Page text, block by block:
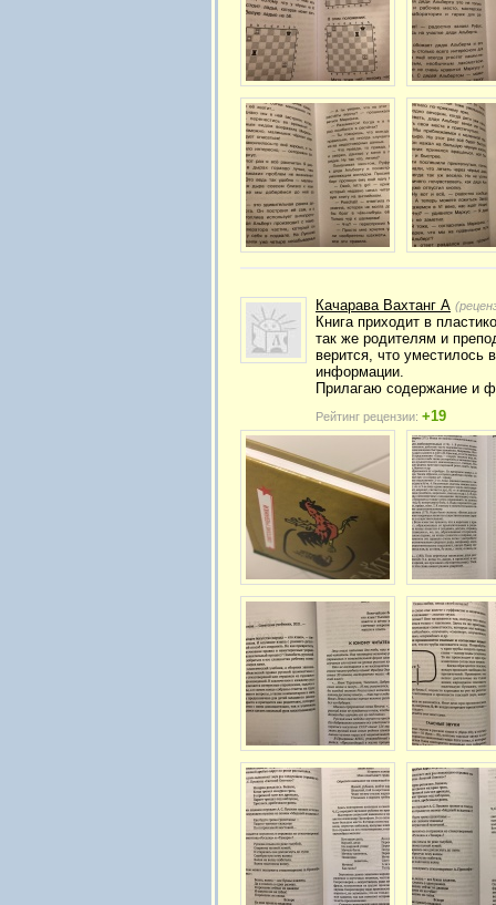
Качарава Вахтанг А
Книга приходит в
так же родителям и
верится, что уместилось
информации.
Прилагаю содержание и
Рейтинг рецензии: +19